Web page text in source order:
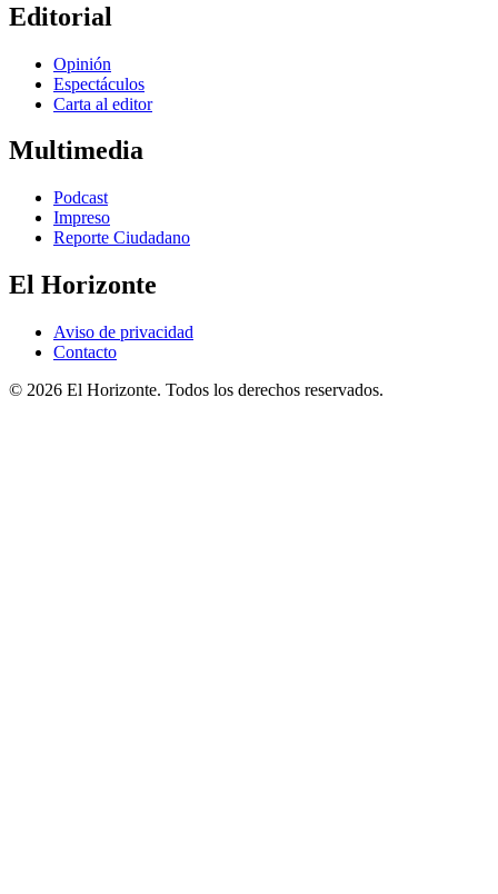
Editorial
Opinión
Espectáculos
Carta al editor
Multimedia
Podcast
Impreso
Reporte Ciudadano
El Horizonte
Aviso de privacidad
Contacto
© 2026 El Horizonte. Todos los derechos reservados.